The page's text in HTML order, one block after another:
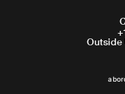
Outside